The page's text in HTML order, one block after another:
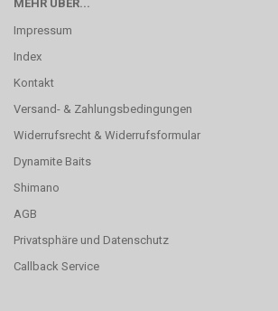
MEHR ÜBER...
Impressum
Index
Kontakt
Versand- & Zahlungsbedingungen
Widerrufsrecht & Widerrufsformular
Dynamite Baits
Shimano
AGB
Privatsphäre und Datenschutz
Callback Service